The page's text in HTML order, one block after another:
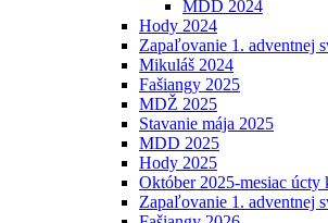
MDD 2024
Hody 2024
Zapaľovanie 1. adventnej
Mikuláš 2024
Fašiangy 2025
MDŽ 2025
Stavanie mája 2025
MDD 2025
Hody 2025
Október 2025-mesiac úcty
Zapaľovanie 1. adventnej